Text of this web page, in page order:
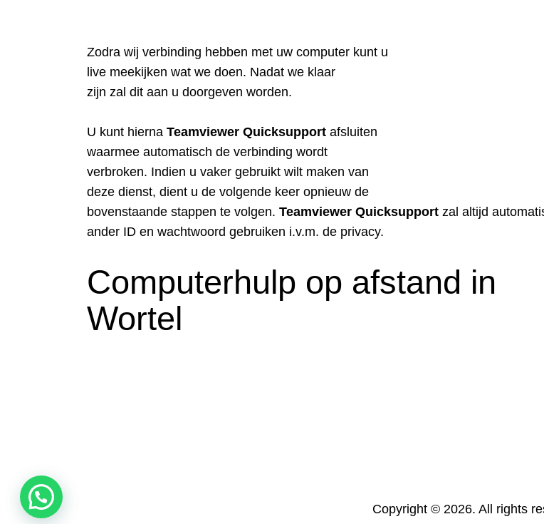
Zodra wij verbinding hebben met uw computer kunt u
live meekijken wat we doen. Nadat we klaar
zijn zal dit aan u doorgeven worden.
U kunt hierna Teamviewer Quicksupport afsluiten
waarmee automatisch de verbinding wordt
verbroken. Indien u vaker gebruikt wilt maken van
deze dienst, dient u de volgende keer opnieuw de
bovenstaande stappen te volgen. Teamviewer Quicksupport zal altijd
ander ID en wachtwoord gebruiken i.v.m. de privacy.
Computerhulp op afstand in
Wortel
Copyright © 2026. All rights